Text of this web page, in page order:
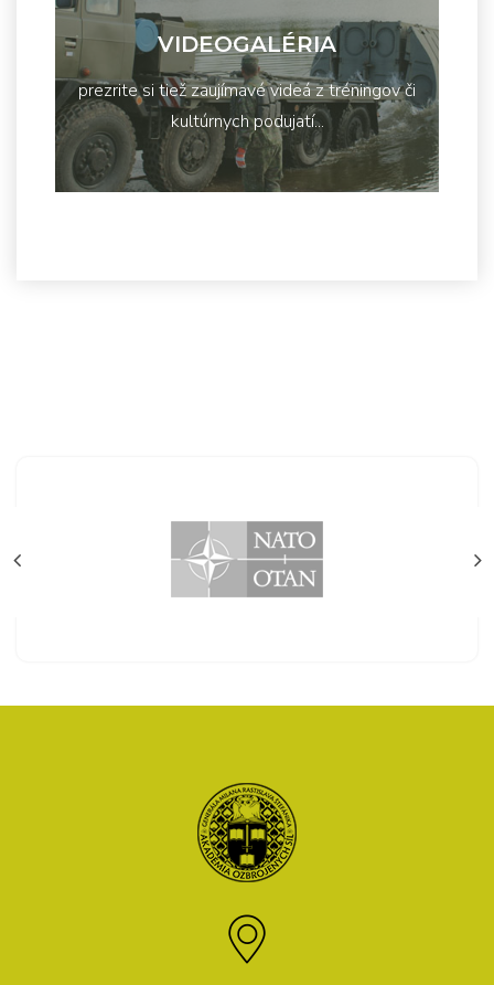
VIDEOGALÉRIA
prezrite si tiež zaujímavé videá z tréningov či
kultúrnych podujatí...